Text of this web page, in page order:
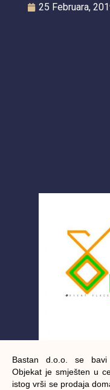
25 Februara,
Bastan d.o.o. se bavi
Objekat je smješten u
istog vrši se prodaja